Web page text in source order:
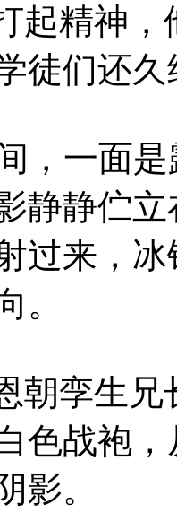
起精神，
徒们还
，一面是
静静伫
过来，
。
朝孪生兄
色战袍
影。